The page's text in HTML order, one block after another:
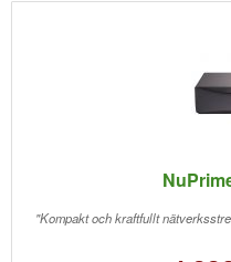
"Kompakt och kraftfullt